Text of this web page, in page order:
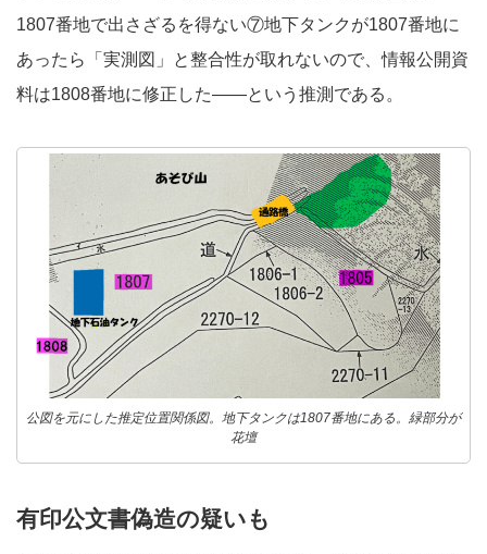
1807番地で出さざるを得ない⑦地下タンクが1807番地に
あったら「実測図」と整合性が取れないので、情報公開資
料は1808番地に修正した――という推測である。
公図を元にした推定位置関係図。地下タンクは1807番地にある。緑部分が
花壇
有印公文書偽造の疑いも